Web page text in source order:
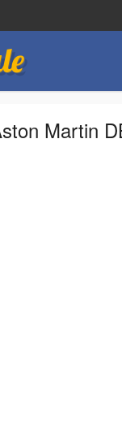
Martin